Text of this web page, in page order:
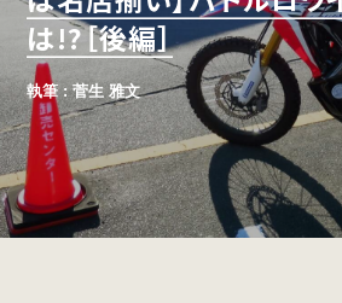
は!?［後編］
執筆 : 菅生 雅文